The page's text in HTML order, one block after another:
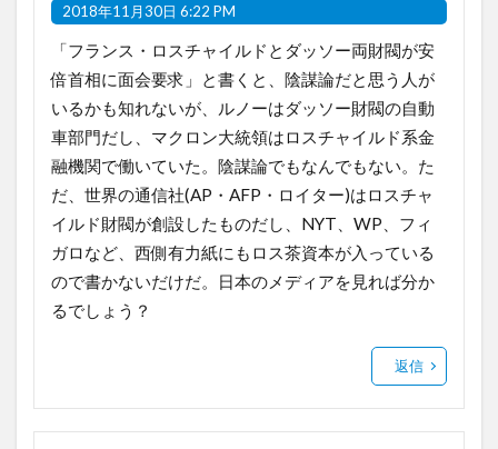
2018年11月30日 6:22 PM
「フランス・ロスチャイルドとダッソー両財閥が安
倍首相に面会要求」と書くと、陰謀論だと思う人が
いるかも知れないが、ルノーはダッソー財閥の自動
車部門だし、マクロン大統領はロスチャイルド系金
融機関で働いていた。陰謀論でもなんでもない。た
だ、世界の通信社(AP・AFP・ロイター)はロスチャ
イルド財閥が創設したものだし、NYT、WP、フィ
ガロなど、西側有力紙にもロス茶資本が入っている
ので書かないだけだ。日本のメディアを見れば分か
るでしょう？
返信